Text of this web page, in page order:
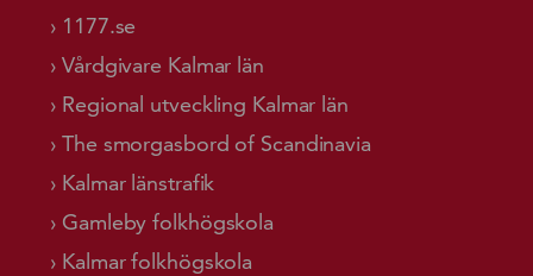
1177.se
Vårdgivare Kalmar län
Regional utveckling Kalmar län
The smorgasbord of Scandinavia
Kalmar länstrafik
Gamleby folkhögskola
Kalmar folkhögskola